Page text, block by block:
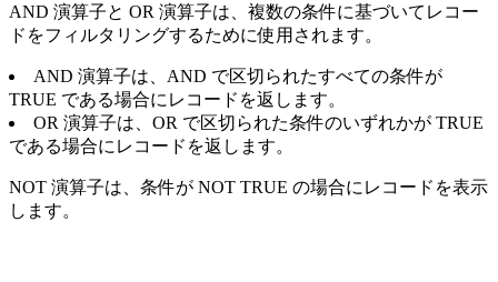
AND 演算子と OR 演算子は、複数の条件に基づいてレコー
ドをフィルタリングするために使用されます。
AND 演算子は、AND で区切られたすべての条件が
TRUE である場合にレコードを返します。
OR 演算子は、OR で区切られた条件のいずれかが TRUE
である場合にレコードを返します。
NOT 演算子は、条件が NOT TRUE の場合にレコードを表示
します。